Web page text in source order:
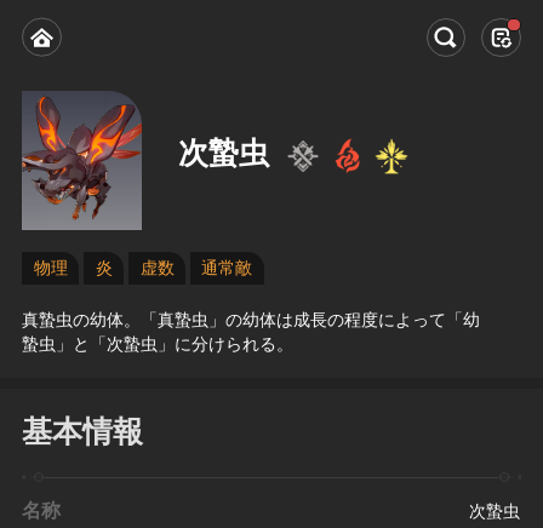
次蟄虫
物理 炎 虚数 通常敵
真蟄虫の幼体。「真蟄虫」の幼体は成長の程度によって「幼
蟄虫」と「次蟄虫」に分けられる。
基本情報
名称 次蟄虫